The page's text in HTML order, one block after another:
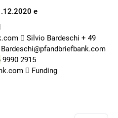
e
 Silvio Bardeschi + 49
9990 2915
 Funding